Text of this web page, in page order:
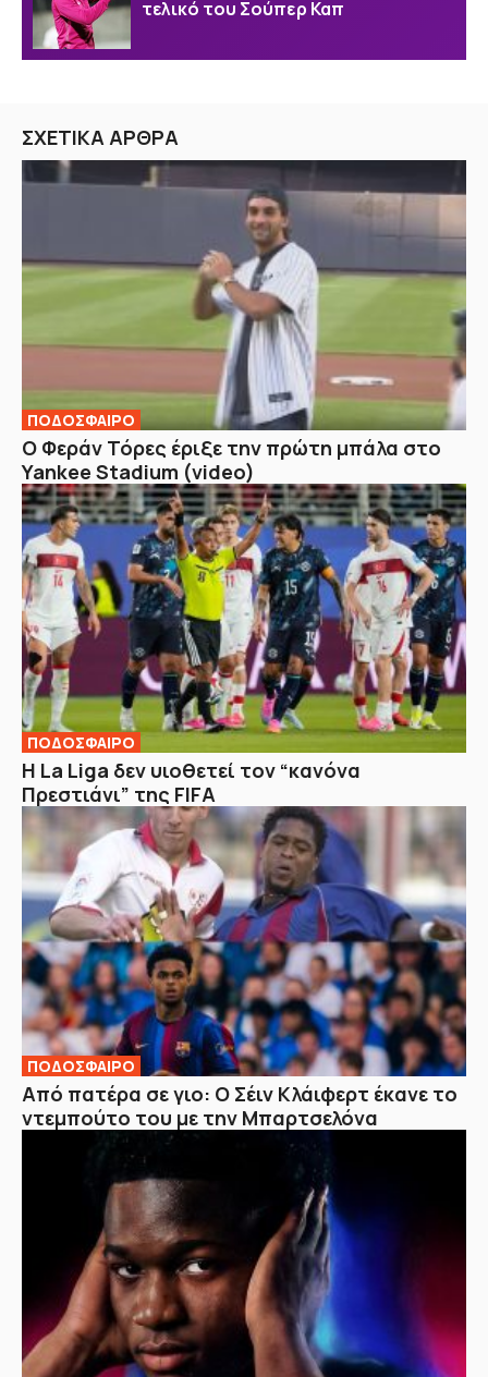
τελικό του Σούπερ Καπ
ΣΧΕΤΙΚΑ ΑΡΘΡΑ
ΠΟΔΟΣΦΑΙΡΟ
Ο Φεράν Τόρες έριξε την πρώτη μπάλα στο
Yankee Stadium (video)
ΠΟΔΟΣΦΑΙΡΟ
Η La Liga δεν υιοθετεί τον “κανόνα
Πρεστιάνι” της FIFA
ΠΟΔΟΣΦΑΙΡΟ
Από πατέρα σε γιο: Ο Σέιν Κλάιφερτ έκανε το
ντεμπούτο του με την Μπαρτσελόνα